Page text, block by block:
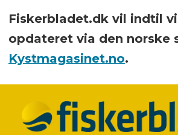
Fiskerbladet.dk vil indtil
opdateret via den norske
Kystmagasinet.no.